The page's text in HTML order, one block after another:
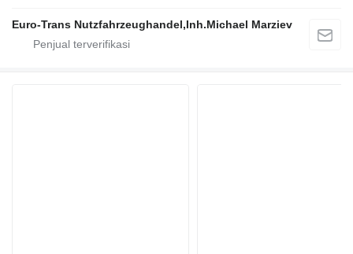
Euro-Trans Nutzfahrzeughandel,Inh.Michael Marziev